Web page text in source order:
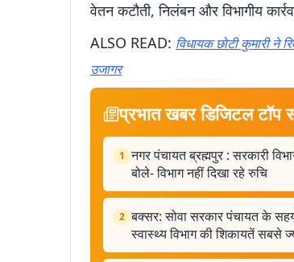
वेतन कटौती, निलंबन और विभागीय
ALSO READ: विधायक छोटी कुमारी ने
उजागर
प्रभात खबर डिजिटल टॉप
1 नगर पंचायत ब्रह्मपुर : सरकारी
बोले- विभाग नहीं दिखा रहे रुचि
2 बक्सर: सोवा सरकार पंचायत के
स्वास्थ्य विभाग की शिकायतें सबसे